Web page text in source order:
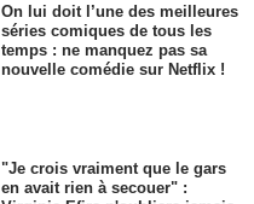
On lui doit l’une des meilleures
séries comiques de tous les
temps : ne manquez pas sa
nouvelle comédie sur Netflix !
"Je crois vraiment que le gars
en avait rien à secouer" :